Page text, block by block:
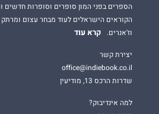
גאולההוא הספר השני בסדרת
כל ספר בסדרה עומד בפני עצמו וניתן
תתכוננו, בסדרה הזאת החוקים הם
והמוסר מפוקפק.
חרטה
הספרים בפני המון סופרים וסופרות
הקוראים הישראלים לעוד מבחר עצום
וז'אנרים.
קרא עוד
יצירת קשר
office@indiebook.co.il
שדרות הרכס 13, מודיעין
למה אינדיבוק?